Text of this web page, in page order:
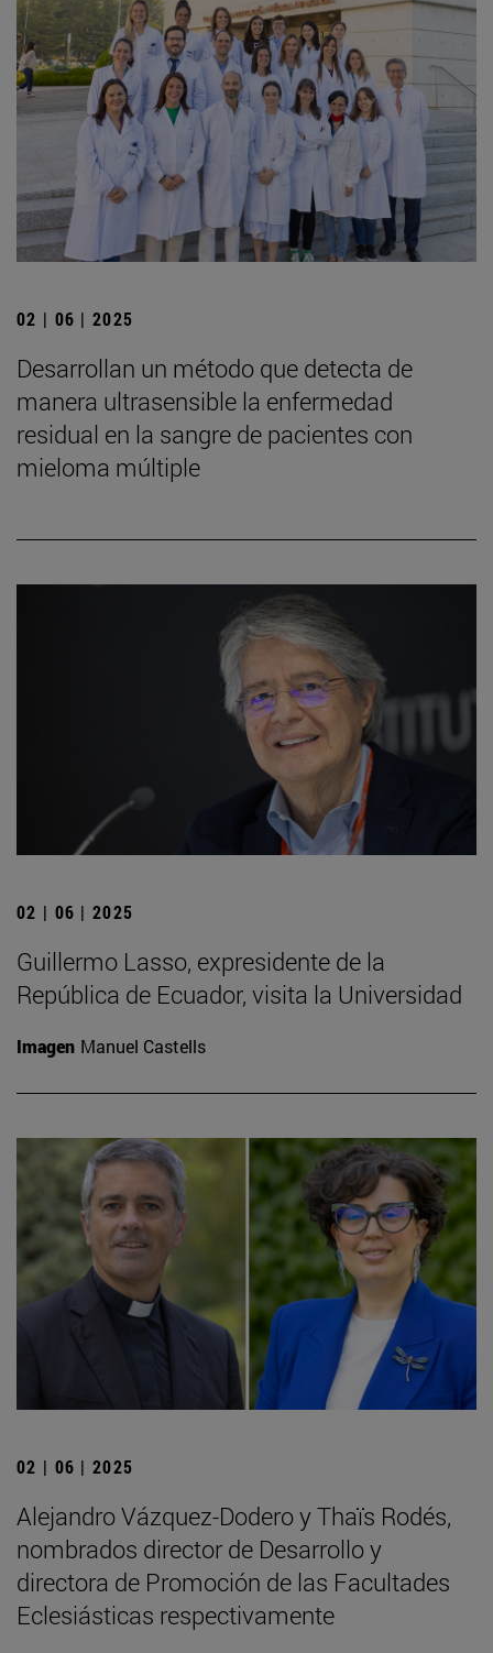
02 | 06 | 2025
Desarrollan un método que detecta de
manera ultrasensible la enfermedad
residual en la sangre de pacientes con
mieloma múltiple
02 | 06 | 2025
Guillermo Lasso, expresidente de la
República de Ecuador, visita la Universidad
Imagen Manuel Castells
02 | 06 | 2025
Alejandro Vázquez-Dodero y Thaïs Rodés,
nombrados director de Desarrollo y
directora de Promoción de las Facultades
Eclesiásticas respectivamente